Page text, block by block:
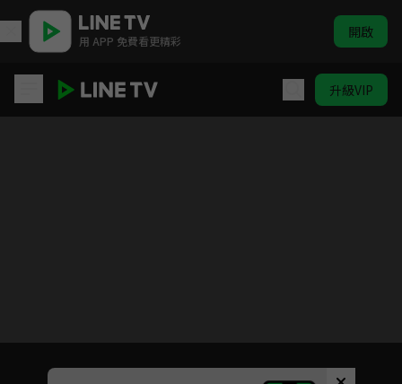
用 APP 免費看更精彩 開啟
升級VIP
Unmute
如有不便請見諒